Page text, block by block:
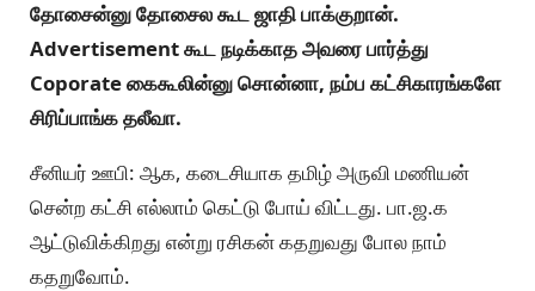
தோசைன்னு தோசைல கூட ஜாதி பாக்குறான்.
Advertisement கூட நடிக்காத அவரை பார்த்து
Coporate கைகூலின்னு சொன்னா, நம்ப கட்சிகாரங்களே
சிரிப்பாங்க தலீவா.
சீனியர் ஊபி: ஆக, கடைசியாக தமிழ் அருவி மணியன்
சென்ற கட்சி எல்லாம் கெட்டு போய் விட்டது. பா.ஜ.க
ஆட்டுவிக்கிறது என்று ரசிகன் கதறுவது போல நாம்
கதறுவோம்.